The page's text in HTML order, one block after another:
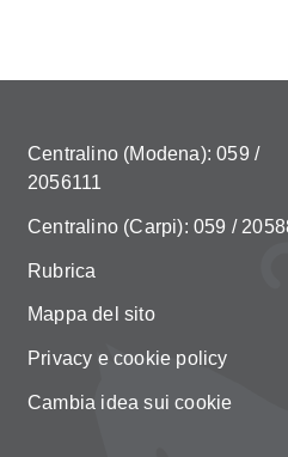
Centralino (Modena): 059 /
2056111
Centralino (Carpi): 059 /
Rubrica
Mappa del sito
Privacy e cookie policy
Cambia idea sui cookie